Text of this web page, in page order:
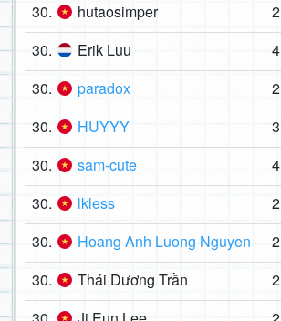
30. hutaosimper 2
30. Erik Luu 4
30. paradox 2
30. HUYYY 3
30. sam-cute 4
30. lkless 2
30. Hoang Anh Luong Nguyen 2
30. Thái Dương Trần 2